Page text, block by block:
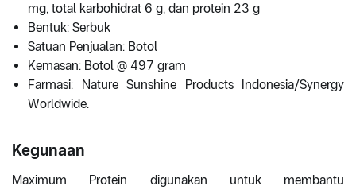
mg, total karbohidrat 6 g, dan protein 23 g
Bentuk: Serbuk
Satuan Penjualan: Botol
Kemasan: Botol @ 497 gram
Farmasi: Nature Sunshine Products Indonesia/Synergy
Worldwide.
Kegunaan
Maximum Protein digunakan untuk membantu